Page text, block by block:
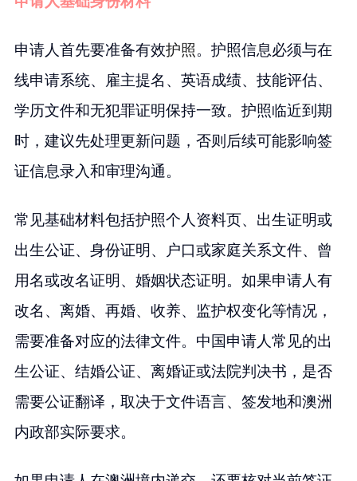
申请人首先要准备有效护照。护照信息必须与在
线申请系统、雇主提名、英语成绩、技能评估、
学历文件和无犯罪证明保持一致。护照临近到期
时，建议先处理更新问题，否则后续可能影响签
证信息录入和审理沟通。
常见基础材料包括护照个人资料页、出生证明或
出生公证、身份证明、户口或家庭关系文件、曾
用名或改名证明、婚姻状态证明。如果申请人有
改名、离婚、再婚、收养、监护权变化等情况，
需要准备对应的法律文件。中国申请人常见的出
生公证、结婚公证、离婚证或法院判决书，是否
需要公证翻译，取决于文件语言、签发地和澳洲
内政部实际要求。